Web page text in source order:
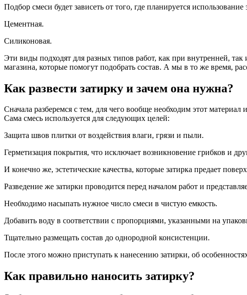
Подбор смеси будет зависеть от того, где планируется
Цементная.
Силиконовая.
Эти виды подходят для разных типов работ, как при внутренней,
магазина, которые помогут подобрать состав. А мы в то же время,
Как развести затирку и зачем она нужна?
Сначала разберемся с тем, для чего вообще необходим этот
Сама смесь используется для следующих целей:
Защита швов плитки от воздействия влаги, грязи и пыли.
Герметизация покрытия, что исключает возникновение грибков и
И конечно же, эстетические качества, которые затирка предает
Разведение же затирки проводится перед началом работ и
Необходимо насыпать нужное число смеси в чистую емкость.
Добавить воду в соответствии с пропорциями, указанными на
Тщательно размещать состав до однородной консистенции.
После этого можно приступать к нанесению затирки, об
Как правильно наносить затирку?